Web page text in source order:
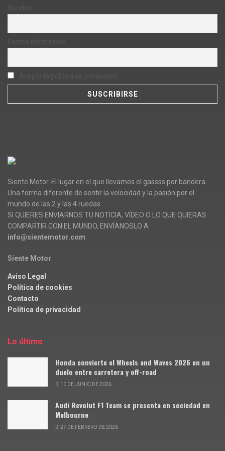
Nombre
Correo electrónico
Acepto la política de privacidad
Siente Motor. El lugar en el que llevamos el gassss por bandera.
Una forma diferente de sentir la velocidad y la pasión por el
mundo de las 2 y las 4 ruedas.
SI QUIERES ENVIARNOS TU NOTICIA, VÍDEO O LO QUE QUIERAS
COMPARTIR CON EL MUNDO, ENVÍANOSLO A
info@sientemotor.com
Siente Motor
Aviso Legal
Política de cookies
Contacto
Política de privacidad
Lo último
Honda convierte el Wheels and Waves 2026 en un
duelo entre carretera y off-road
10 DE JUNIO DE 2026
Audi Revolut F1 Team se presenta en sociedad en
Melbourne
27 DE FEBRERO DE 2026